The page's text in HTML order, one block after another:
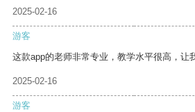
2025-02-16
游客
这款app的老师非常专业，教学水平很高，让
2025-02-16
游客